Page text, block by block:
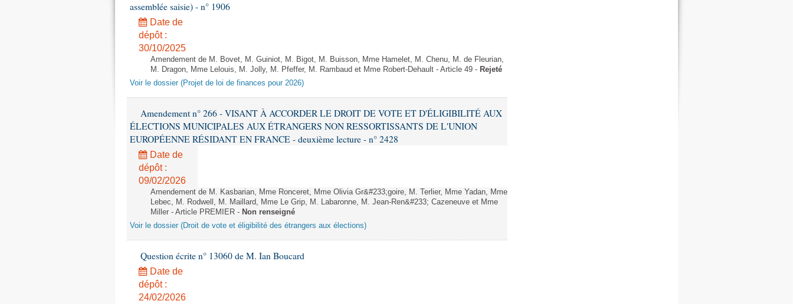
assemblée saisie) - n° 1906
Date de
dépôt :
30/10/2025
Amendement de M. Bovet, M. Guiniot, M. Bigot, M. Buisson, Mme Hamelet, M. Chenu, M. de Fleurian,
M. Dragon, Mme Lelouis, M. Jolly, M. Pfeffer, M. Rambaud et Mme Robert-Dehault - Article 49 - Rejeté
Voir le dossier (Projet de loi de finances pour 2026)
Amendement n° 266 - VISANT À ACCORDER LE DROIT DE VOTE ET D'ÉLIGIBILITÉ AUX
ÉLECTIONS MUNICIPALES AUX ÉTRANGERS NON RESSORTISSANTS DE L'UNION
EUROPÉENNE RÉSIDANT EN FRANCE - deuxième lecture - n° 2428
Date de
dépôt :
09/02/2026
Amendement de M. Kasbarian, Mme Ronceret, Mme Olivia Gr&#233;goire, M. Terlier, Mme Yadan, Mme
Lebec, M. Rodwell, M. Maillard, Mme Le Grip, M. Labaronne, M. Jean-Ren&#233; Cazeneuve et Mme
Miller - Article PREMIER - Non renseigné
Voir le dossier (Droit de vote et éligibilité des étrangers aux élections)
Question écrite n° 13060 de M. Ian Boucard
Date de
dépôt :
24/02/2026